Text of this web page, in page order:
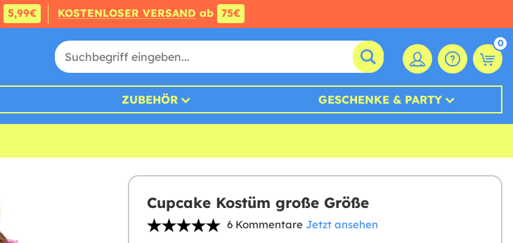
5,99€ KOSTENLOSER VERSAND ab 75€
0
ZUBEHÖR GESCHENKE & PARTY
Cupcake Kostüm große Größe
6 Kommentare Jetzt ansehen